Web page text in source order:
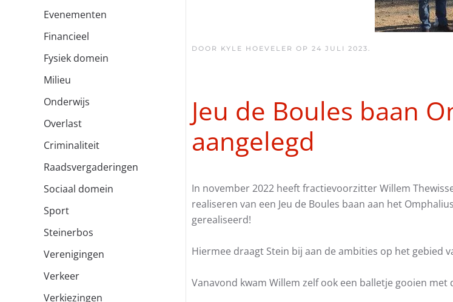
DOOR KYLE HOEVELER OP 24 JULI 2023.
Jeu de Boules baan
aangelegd
In november 2022 heeft fractievoorzitter Willem
realiseren van een Jeu de Boules baan aan het
gerealiseerd!
Hiermee draagt Stein bij aan de ambities op het gebied
Vanavond kwam Willem zelf ook een balletje gooien
Evenementen
Financieel
Fysiek domein
Milieu
Onderwijs
Overlast
Criminaliteit
Raadsvergaderingen
Sociaal domein
Sport
Steinerbos
Verenigingen
Verkeer
Verkiezingen